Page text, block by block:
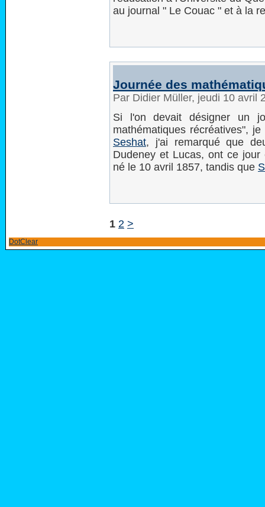
au journal " Le Couac " et à la
Journée des
Par Didier Müller, jeudi 10 avril
Si l'on devait désigner un
mathématiques récréatives",
Seshat, j'ai remarqué que
Dudeney et Lucas, ont ce
né le 10 avril 1857, tandis que
1 2 >
DotClear